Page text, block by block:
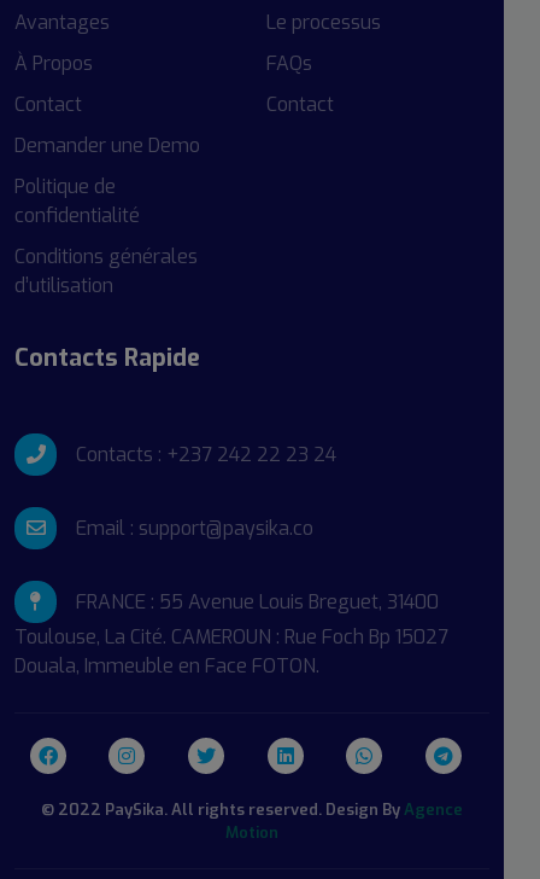
Avantages
À Propos
Contact
Demander une Demo
Politique de
confidentialité
Conditions générales
d’utilisation
Le processus
FAQs
Contact
Contacts Rapide
Contacts : +237 242 22 23 24
Email : support@paysika.co
FRANCE : 55 Avenue Louis Breguet, 31400
Toulouse, La Cité. CAMEROUN : Rue Foch Bp 15027
Douala, Immeuble en Face FOTON.
© 2022 PaySika. All rights reserved. Design ByAgence
Motion